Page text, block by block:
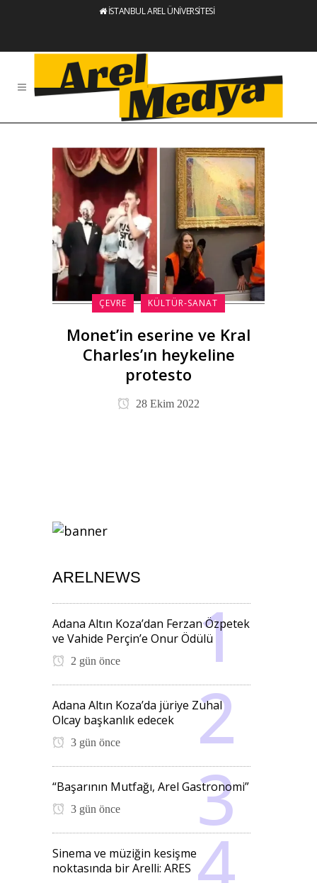
İSTANBUL AREL ÜNİVERSİTESİ
ÇEVRE KÜLTÜR-SANAT
Monet’in eserine ve Kral
Charles’ın heykeline
protesto
28 Ekim 2022
ARELNEWS
Adana Altın Koza’dan Ferzan Özpetek
ve Vahide Perçin’e Onur Ödülü
2 gün önce
Adana Altın Koza’da jüriye Zuhal
Olcay başkanlık edecek
3 gün önce
“Başarının Mutfağı, Arel Gastronomi”
3 gün önce
Sinema ve müziğin kesişme
noktasında bir Arelli: ARES